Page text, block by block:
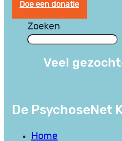
Doe een donatie
Zoeken
Veel
De PsychoseNet
Home